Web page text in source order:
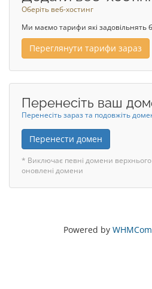
Оберіть веб-хостинг
Ми маємо тарифи які задовільнять
Переглянути тарифи зараз
Перенесіть ваш
Перенесіть зараз та подовжіть
Перенести домен
* Виключає певні домени
оновлені домени
Powered by